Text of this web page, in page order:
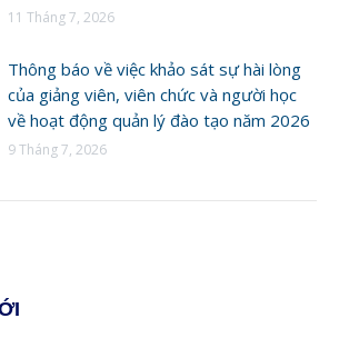
11 Tháng 7, 2026
Thông báo về việc khảo sát sự hài lòng
của giảng viên, viên chức và người học
về hoạt động quản lý đào tạo năm 2026
9 Tháng 7, 2026